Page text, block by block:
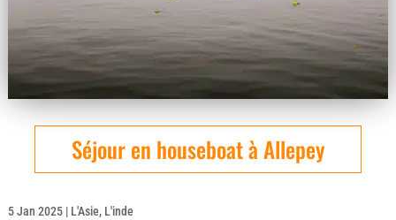
Séjour en houseboat à Allepey
5 Jan 2025| L'Asie, L'inde